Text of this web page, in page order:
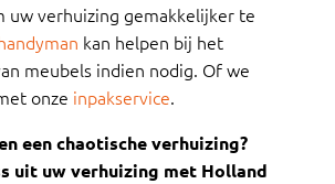
uw verhuizing gemakkelijker te
kan helpen bij het
meubels indien nodig. Of we
onze inpakservice.
een chaotische verhuizing?
uit uw verhuizing met Holland